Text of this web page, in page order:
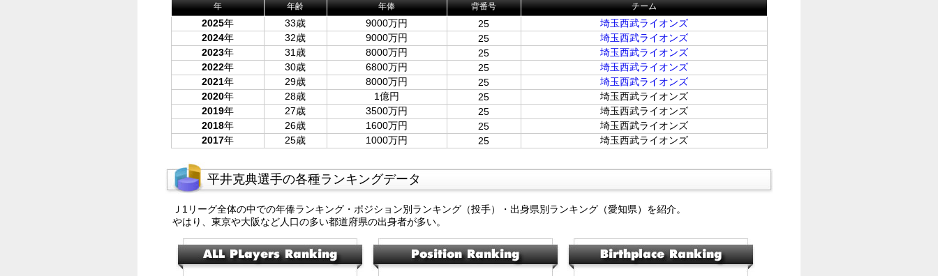
年 年齢 年俸 背番号 チーム
2025年 33歳 9000万円 25
埼玉西武ライオンズ
2024年 32歳 9000万円 25
埼玉西武ライオンズ
2023年 31歳 8000万円 25
埼玉西武ライオンズ
2022年 30歳 6800万円 25
埼玉西武ライオンズ
2021年 29歳 8000万円 25
埼玉西武ライオンズ
2020年 28歳 1億円 25
埼玉西武ライオンズ
2019年 27歳 3500万円 25
埼玉西武ライオンズ
2018年 26歳 1600万円 25
埼玉西武ライオンズ
2017年 25歳 1000万円 25 埼玉西武ライオンズ
平井克典選手の各種ランキングデータ
Ｊ1リーグ全体の中での年俸ランキング・ポジション別ランキング（投手）・出身県別ランキング（愛知県）を紹介。
やはり、東京や大阪など人口の多い都道府県の出身者が多い。